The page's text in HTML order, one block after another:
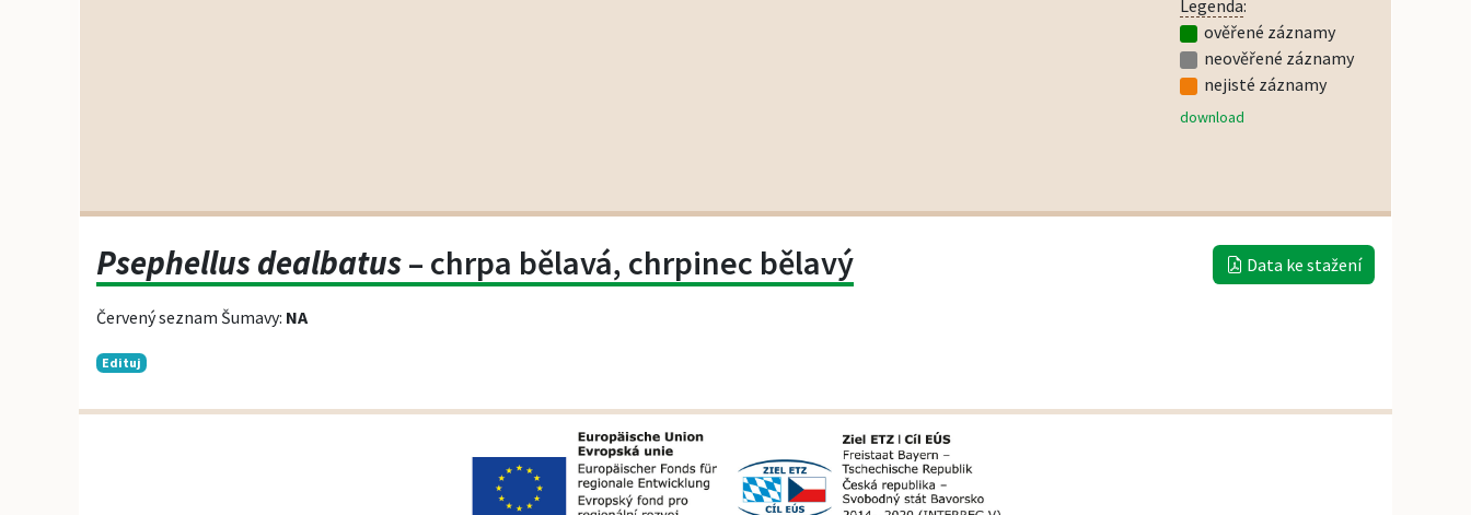
Legenda:
ověřené záznamy
neověřené záznamy
nejisté záznamy
download
Psephellus dealbatus– chrpa bělavá, chrpinec bělavý Data ke stažení
Červený seznam Šumavy: NA
Edituj